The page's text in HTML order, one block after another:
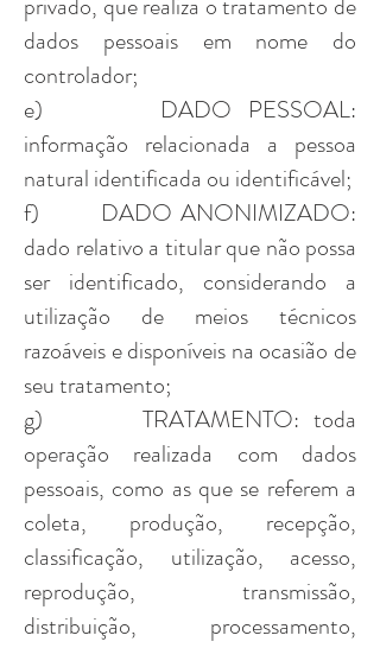
dados pessoais em nome do
controlador;
e) DADO PESSOAL:
informação relacionada a pessoa
natural identificada ou identificável;
f) DADO ANONIMIZADO:
dado relativo a titular que não possa
ser identificado, considerando a
utilização de meios técnicos
razoáveis e disponíveis na ocasião de
seu tratamento;
g) TRATAMENTO: toda
operação realizada com dados
pessoais, como as que se referem a
coleta, produção, recepção,
classificação, utilização, acesso,
reprodução, transmissão,
distribuição, processamento,